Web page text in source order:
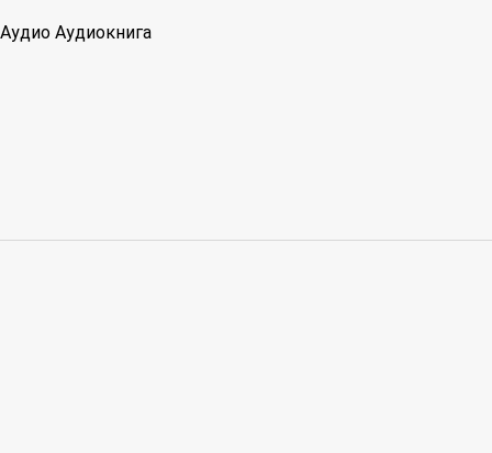
Аудио Аудиокнига